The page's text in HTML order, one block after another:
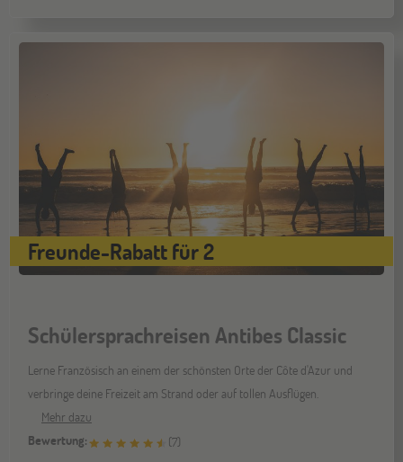
Freunde-Rabatt für 2
Schülersprachreisen Antibes Classic
Lerne Französisch an einem der schönsten Orte der Côte d'Azur und
verbringe deine Freizeit am Strand oder auf tollen Ausflügen.
Mehr dazu
Bewertung:
(7)